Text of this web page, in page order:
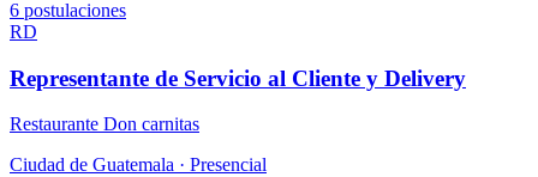
6 postulaciones
RD
Representante de Servicio al Cliente y Delivery
Restaurante Don carnitas
Ciudad de Guatemala · Presencial